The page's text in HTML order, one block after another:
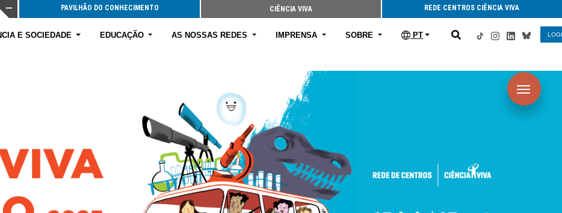
PAVILHÃO DO CONHECIMENTO CIÊNCIA VIVA REDE CENTROS CIÊNCIA VIVA
E SOCIEDADE EDUCAÇÃO AS NOSSAS REDES IMPRENSA SOBRE PT